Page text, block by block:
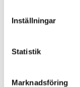
Inställningar
Statistik
Marknadsföring